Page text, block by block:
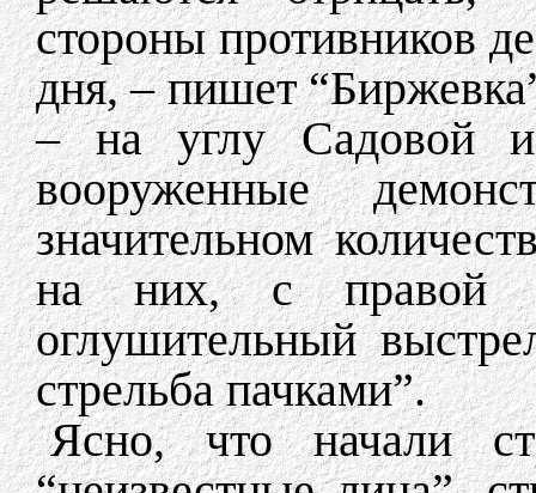
стороны противников
дня, – пишет
– на углу Садовой и
вооруженные
значительном
на них, с правой
оглушительный
стрельба пачками”.
Ясно, что начали